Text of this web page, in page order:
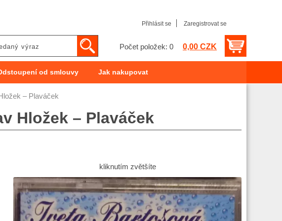
Přihlásit se Zaregistrovat se
Počet položek: 0 0,00 CZK
od smlouvy Jak nakupovat
– Plaváček
Hložek – Plaváček
kliknutím zvětšíte